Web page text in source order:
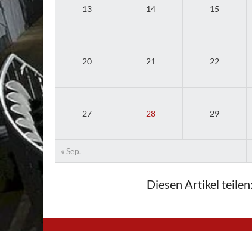
« Sep.
13 14 15
20 21 22
27 28 29
Diesen Artikel teilen: